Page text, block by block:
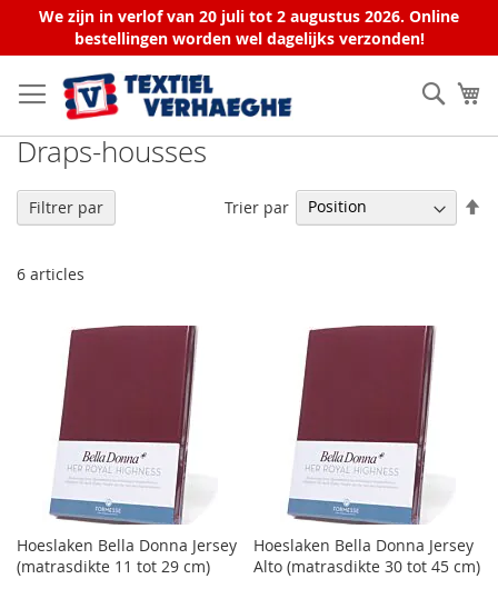
We zijn in verlof van 20 juli tot 2 augustus 2026. Online
bestellingen worden wel dagelijks verzonden!
au
contenu
Draps-housses
Filtrer par
6 articles
Trier par
Hoeslaken Bella Donna Jersey
(matrasdikte 11 tot 29 cm)
Hoeslaken Bella Donna Jersey
Alto (matrasdikte 30 tot 45 cm)